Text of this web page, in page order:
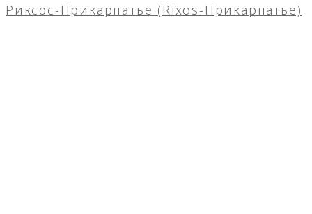
Риксос-Прикарпатье (Rixos-Прикарпатье)